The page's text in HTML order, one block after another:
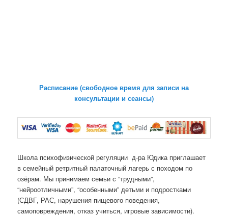
Расписание (свободное время для записи на
консультации и сеансы)
Школа психофизической регуляции д-ра Юдика приглашает
в семейный ретритный палаточный лагерь с походом по
озёрам. Мы принимаем семьи с “трудными”,
“нейроотличными”, “особенными” детьми и подростками
(СДВГ, РАС, нарушения пищевого поведения,
самоповреждения, отказ учиться, игровые зависимости).